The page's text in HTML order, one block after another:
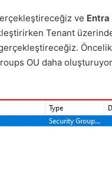
ve Entra
Tenant
OU daha